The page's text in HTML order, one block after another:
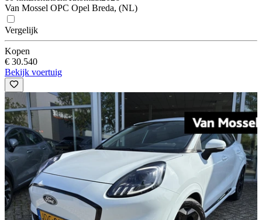
Van Mossel OPC Opel Breda, (NL)
Vergelijk
Kopen
€ 30.540
Bekijk voertuig